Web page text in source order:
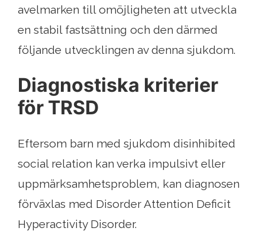
avelmarken till omöjligheten att utveckla
en stabil fastsättning och den därmed
följande utvecklingen av denna sjukdom.
Diagnostiska kriterier
för TRSD
Eftersom barn med sjukdom disinhibited
social relation kan verka impulsivt eller
uppmärksamhetsproblem, kan diagnosen
förväxlas med Disorder Attention Deficit
Hyperactivity Disorder.